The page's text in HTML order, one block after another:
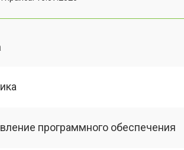
программного обеспечения